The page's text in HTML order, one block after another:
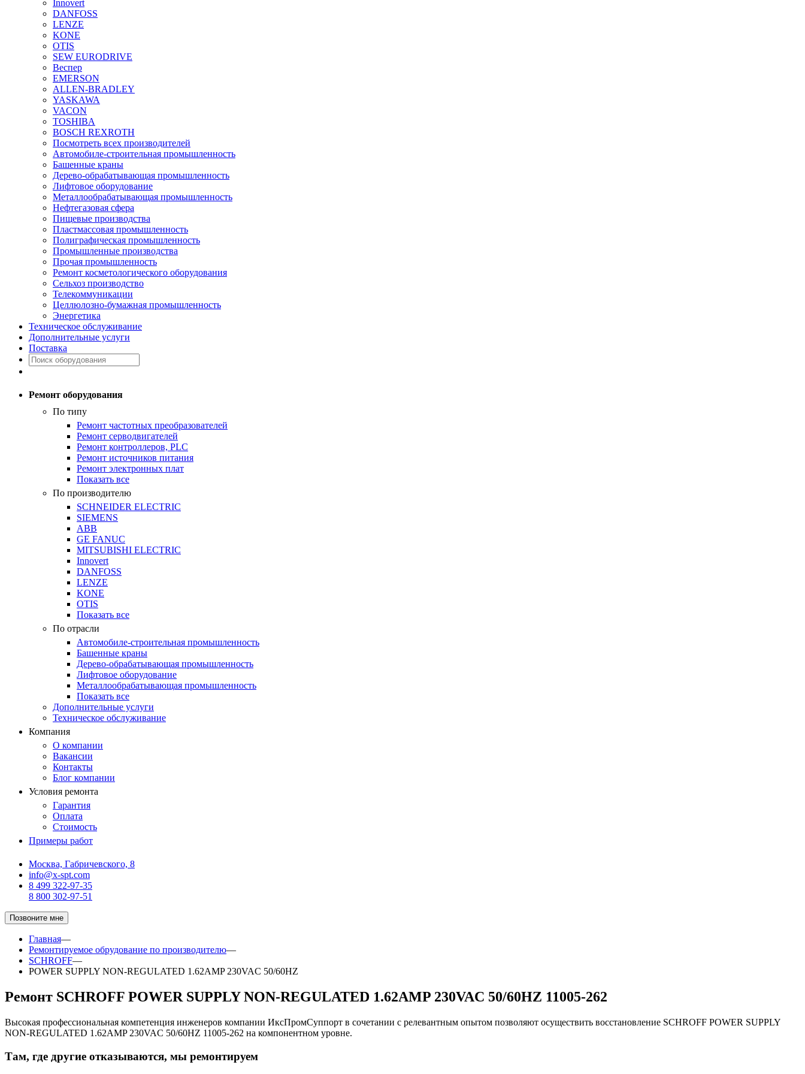
Innovert
DANFOSS
LENZE
KONE
OTIS
SEW EURODRIVE
Веспер
EMERSON
ALLEN-BRADLEY
YASKAWA
VACON
TOSHIBA
BOSCH REXROTH
Посмотреть всех производителей
Автомобиле-строительная промышленность
Башенные краны
Дерево-обрабатывающая промышленность
Лифтовое оборудование
Металлообрабатывающая промышленность
Нефтегазовая сфера
Пищевые производства
Пластмассовая промышленность
Полиграфическая промышленность
Промышленные производства
Прочая промышленность
Ремонт косметологического оборудования
Сельхоз производство
Телекоммуникации
Целлюлозно-бумажная промышленность
Энергетика
Техническое обслуживание
Дополнительные услуги
Поставка
Ремонт оборудования
По типу
Ремонт частотных преобразователей
Ремонт серводвигателей
Ремонт контроллеров, PLC
Ремонт источников питания
Ремонт электронных плат
Показать все
По производителю
SCHNEIDER ELECTRIC
SIEMENS
ABB
GE FANUC
MITSUBISHI ELECTRIC
Innovert
DANFOSS
LENZE
KONE
OTIS
Показать все
По отрасли
Автомобиле-строительная промышленность
Башенные краны
Дерево-обрабатывающая промышленность
Лифтовое оборудование
Металлообрабатывающая промышленность
Показать все
Дополнительные услуги
Техническое обслуживание
Компания
О компании
Вакансии
Контакты
Блог компании
Условия ремонта
Гарантия
Оплата
Стоимость
Примеры работ
Москва, Габричевского, 8
info@x-spt.com
8 499 322-97-35
8 800 302-97-51
Позвоните мне
Главная—
Ремонтируемое обрудование по производителю—
SCHROFF—
POWER SUPPLY NON-REGULATED 1.62AMP 230VAC 50/60HZ
Ремонт SCHROFF POWER SUPPLY NON-REGULATED 1.62AMP 230VAC 50/60HZ 11005-262
Высокая профессиональная компетенция инженеров компании ИксПромСуппорт в сочетании с релевантным опытом позволяют осуществить восстановление SCHROFF POWER SUPPLY
NON-REGULATED 1.62AMP 230VAC 50/60HZ 11005-262 на компонентном уровне.
Там, где другие отказываются, мы ремонтируем